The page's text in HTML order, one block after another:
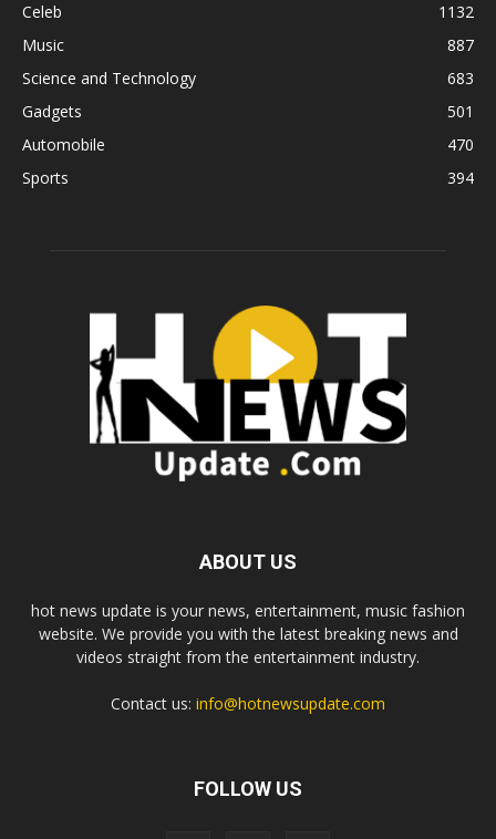
Celeb
1132
Music
887
Science and Technology
683
Gadgets
501
Automobile
470
Sports
394
ABOUT US
hot news update is your news, entertainment, music fashion
website. We provide you with the latest breaking news and
videos straight from the entertainment industry.
Contact us: info@hotnewsupdate.com
FOLLOW US